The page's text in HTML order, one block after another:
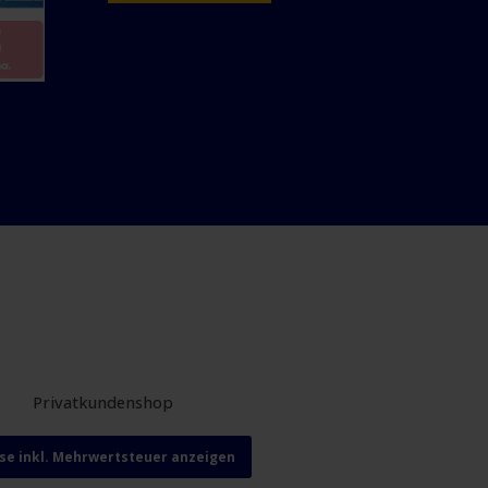
Privatkundenshop
inkl. Mehrwertsteuer anzeigen